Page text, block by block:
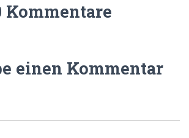
Kommentare
einen Kommentar